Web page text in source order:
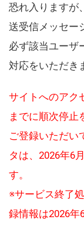
恐れ入りますが
送受信メッセー
必ず該当ユーザ
対応をいただき
サイトへのアク
までに順次停止
ご登録いただい
タは、2026年6
す。
※サービス終了
録情報は2026年